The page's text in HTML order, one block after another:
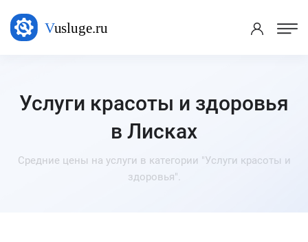
Услуги красоты и здоровья
в Лисках
Средние цены на услуги в категории "Услуги красоты и
здоровья".